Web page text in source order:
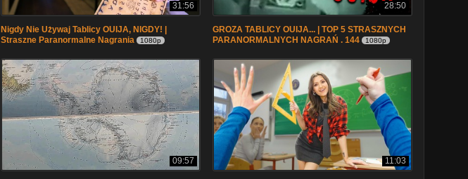
31:56
Nigdy Nie Używaj Tablicy OUIJA, NIGDY! |
Straszne Paranormalne Nagrania
1080p
28:50
GROZA TABLICY OUIJA... | TOP 5 STRASZNYCH
PARANORMALNYCH NAGRAŃ . 144
1080p
09:57 11:03